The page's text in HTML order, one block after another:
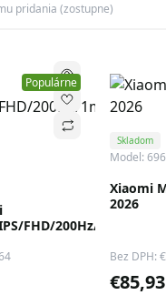
Populárne
FHD/200Hz/1ms/
Skladom
Model:
Xiaomi
2026
Bez DPH:
€85,93